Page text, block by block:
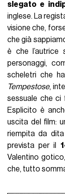
slegato e
inglese. La
visione che,
che già
è che l’autrice
personaggi,
scheletri che
Tempestose,
sessuale che ci
Esplicito è
uscita del film:
riempita da
prevista per il
Valentino
che, tutto